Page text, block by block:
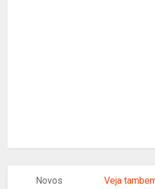
Novos Veja